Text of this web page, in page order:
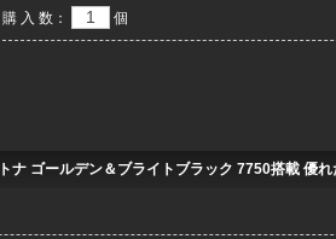
購 入 数： 個
ゴールデン＆ブライトブラック 7750搭載 優れ